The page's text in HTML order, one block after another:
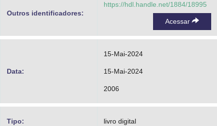
Outros identificadores:
https://hdl.handle.net/1884/18995
Acessar
Data:
15-Mai-2024
15-Mai-2024
2006
Tipo: livro digital